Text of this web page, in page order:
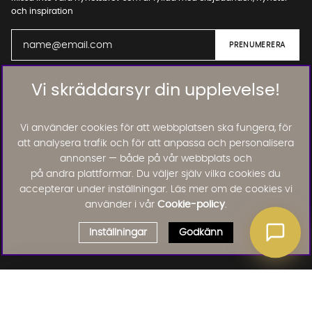
Vi skräddarsyr din upplevelse!
Vi använder cookies för att webbplatsen ska fungera, för
att analysera trafik och för att anpassa och personalisera
annonser — både på vår webbplats och
på andra plattformar. Du väljer själv vilka cookies du
accepterar under inställningar. Läs mer om de cookies vi
använder i vår Cookie-policy.
Inställningar Godkänn
och inspiration
01. INFORMATION
Läs och lämna kundomdömen: